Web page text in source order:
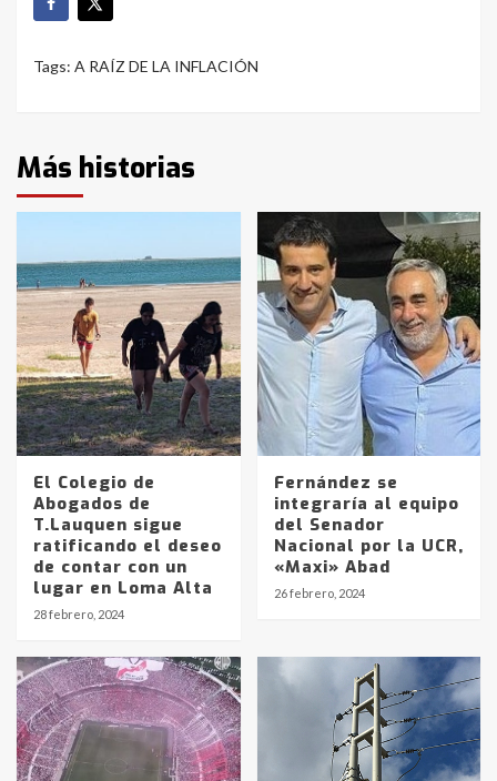
Tags: A RAÍZ DE LA INFLACIÓN
Más historias
El Colegio de
Abogados de
T.Lauquen sigue
ratificando el deseo
de contar con un
lugar en Loma Alta
28 febrero, 2024
Fernández se
integraría al equipo
del Senador
Nacional por la UCR,
«Maxi» Abad
26 febrero, 2024